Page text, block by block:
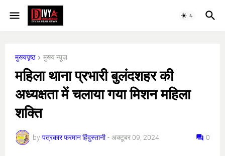
मुख्यपृष्ठ मुख्य न्यूज़
महिला थाना प्रभारी बुलंदशहर की
अध्यक्षता में चलाया गया मिशन महिला
शक्ति
by पत्रकार फरमान हिंदुस्तानी - अक्टूबर 09, 2024 0